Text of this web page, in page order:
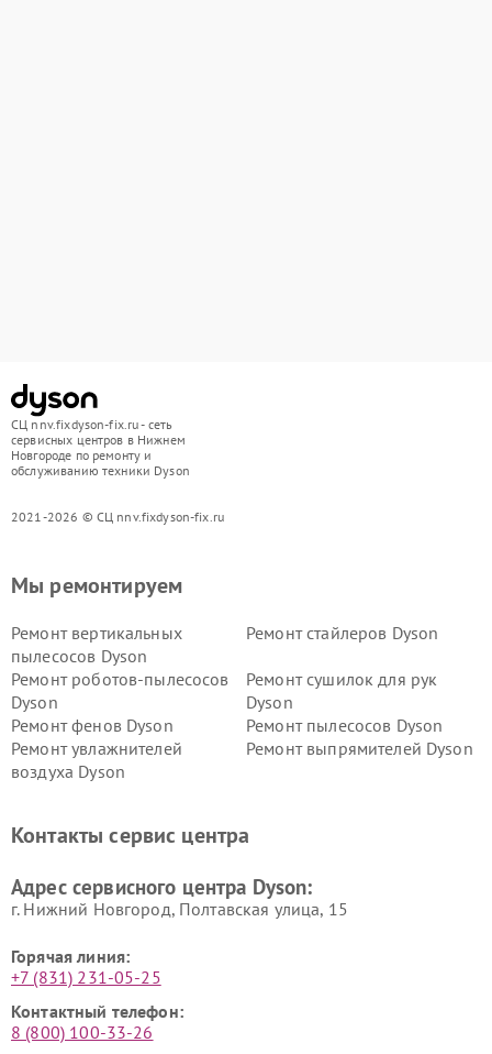
СЦ nnv.fixdyson-fix.ru - сеть
сервисных центров в Нижнем
Новгороде по ремонту и
обслуживанию техники Dyson
2021-2026 © СЦ nnv.fixdyson-fix.ru
Мы ремонтируем
Ремонт вертикальных
пылесосов Dyson
Ремонт стайлеров Dyson
Ремонт роботов-пылесосов
Dyson
Ремонт сушилок для рук
Dyson
Ремонт фенов Dyson
Ремонт пылесосов Dyson
Ремонт увлажнителей
воздуха Dyson
Ремонт выпрямителей Dyson
Контакты сервис центра
Адрес сервисного центра Dyson:
г. Нижний Новгород, Полтавская улица, 15
Горячая линия:
+7 (831) 231-05-25
Контактный телефон:
8 (800) 100-33-26